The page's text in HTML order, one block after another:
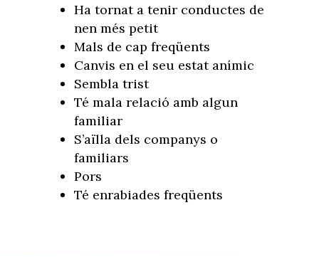
Ha tornat a tenir conductes de
nen més petit
Mals de cap freqüents
Canvis en el seu estat anímic
Sembla trist
Té mala relació amb algun
familiar
S’aïlla dels companys o
familiars
Pors
Té enrabiades freqüents